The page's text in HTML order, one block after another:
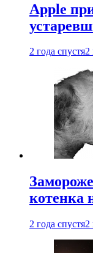
Apple
2 года спустя2
котенка
2 года спустя2